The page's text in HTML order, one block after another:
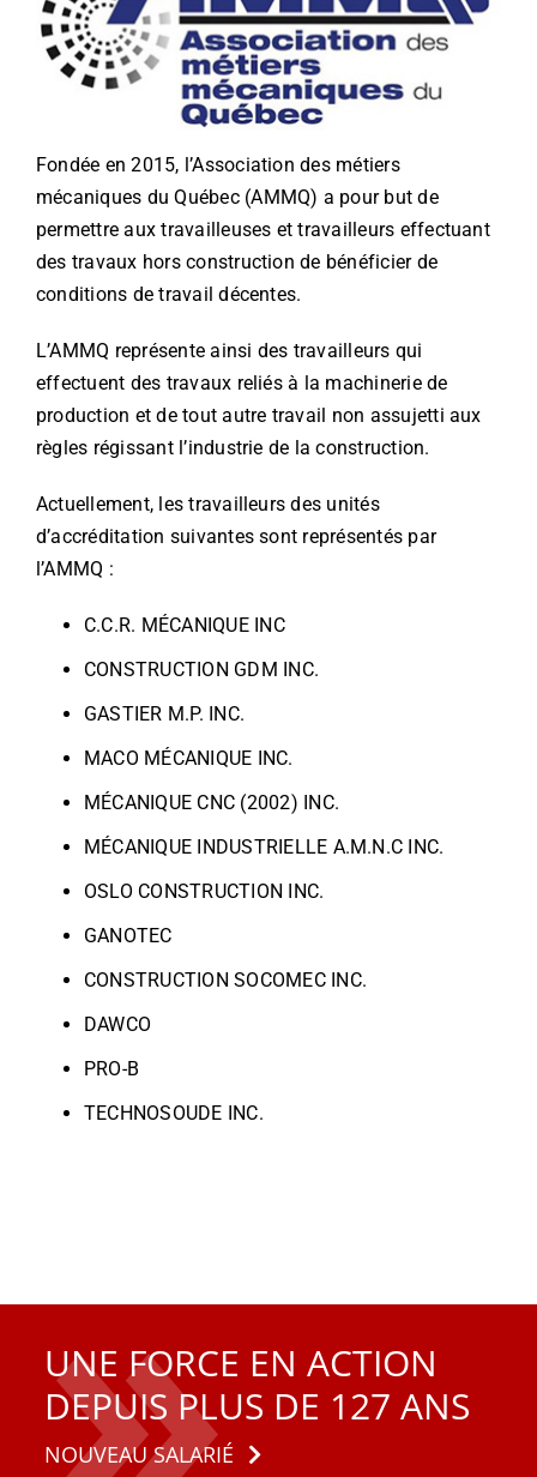
INFORMATIONS
NOUS JOINDRE
Fondée en 2015, l’Association des métiers
mécaniques du Québec (AMMQ) a pour but de
permettre aux travailleuses et travailleurs effectuant
des travaux hors construction de bénéficier de
conditions de travail décentes.
L’AMMQ représente ainsi des travailleurs qui
effectuent des travaux reliés à la machinerie de
production et de tout autre travail non assujetti aux
règles régissant l’industrie de la construction.
Actuellement, les travailleurs des unités
d’accréditation suivantes sont représentés par
l’AMMQ :
C.C.R. MÉCANIQUE INC
CONSTRUCTION GDM INC.
GASTIER M.P. INC.
MACO MÉCANIQUE INC.
MÉCANIQUE CNC (2002) INC.
MÉCANIQUE INDUSTRIELLE A.M.N.C INC.
OSLO CONSTRUCTION INC.
GANOTEC
CONSTRUCTION SOCOMEC INC.
DAWCO
PRO-B
TECHNOSOUDE INC.
UNE FORCE EN ACTION
DEPUIS PLUS DE 127 ANS
NOUVEAU SALARIÉ